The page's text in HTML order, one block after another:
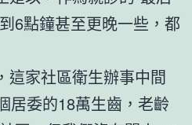
6點鐘甚至更晚一些，都
這家社區衛生辦事中間
居委的18萬生齒，老齡